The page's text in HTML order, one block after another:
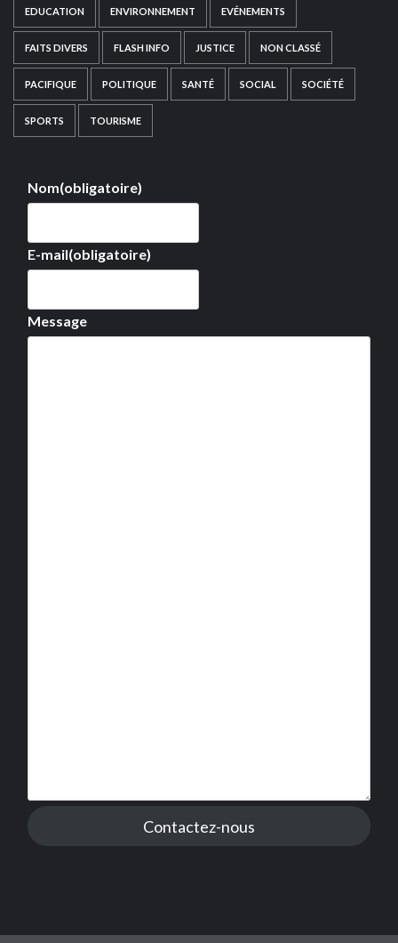
EDUCATION ENVIRONNEMENT EVÉNEMENTS
FAITS DIVERS FLASH INFO JUSTICE NON CLASSÉ
PACIFIQUE POLITIQUE SANTÉ SOCIAL SOCIÉTÉ
SPORTS TOURISME
Nom(obligatoire)
E-mail(obligatoire)
Message
Contactez-nous